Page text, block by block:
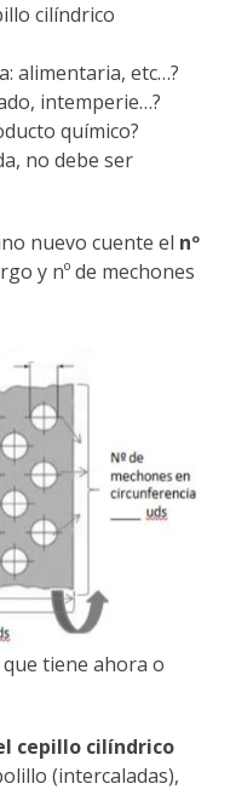
cilíndrico
alimentaria, etc…?
intemperie…?
químico?
no debe ser
nuevo cuente el nº
y nº de mechones
que tiene ahora o
cepillo cilíndrico
(intercaladas),